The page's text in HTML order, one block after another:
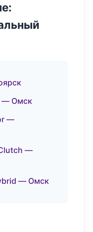
— Омск
—
—
— Омск